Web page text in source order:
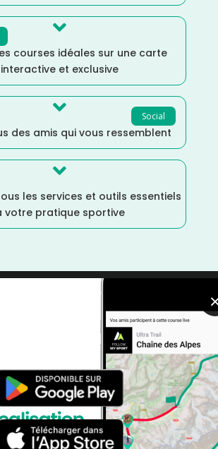

courses idéales sur une carte
interactive et exclusive
Social

des amis qui vous ressemblent

les services et outils essentiels
votre pratique sportive
Distance Semi/Distance
Dénivelé Montagne
courses